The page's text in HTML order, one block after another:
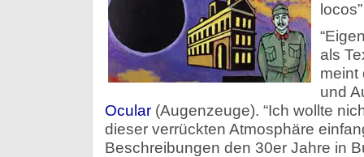
als
meint
und
Ocular(Augenzeuge). “Ich wollte
dieser verrückten Atmosphäre
Beschreibungen den 30er Jahre in